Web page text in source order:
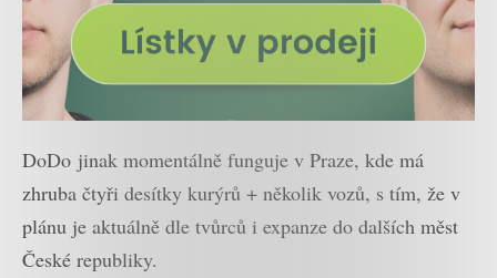
DoDo jinak momentálně funguje v Praze, kde má
zhruba čtyři desítky kurýrů + několik vozů, s tím, že v
plánu je aktuálně dle tvůrců i expanze do dalších měst
České republiky.